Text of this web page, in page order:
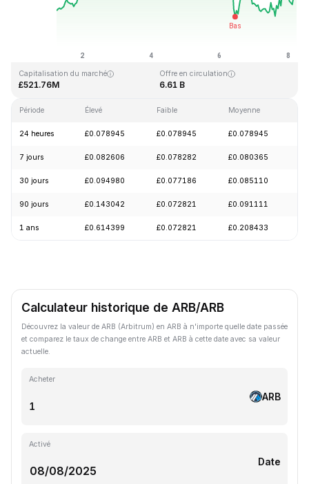
Capitalisation du marché
£521.76M
Offre en circulation
6.61 B
Période Élevé Faible Moyenne
24 heures £0.078945 £0.078945 £0.078945
7 jours £0.082606 £0.078282 £0.080365
30 jours £0.094980 £0.077186 £0.085110
90 jours £0.143042 £0.072821 £0.091111
1 ans £0.614399 £0.072821 £0.208433
Calculateur historique de ARB/ARB
Découvrez la valeur de ARB (Arbitrum) en ARB à n'importe quelle date passée
et comparez le taux de change entre ARB et ARB à cette date avec sa valeur
actuelle.
Acheter
ARB
Activé
Date